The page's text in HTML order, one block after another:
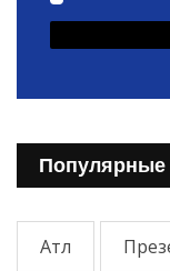
Популярные
Атл